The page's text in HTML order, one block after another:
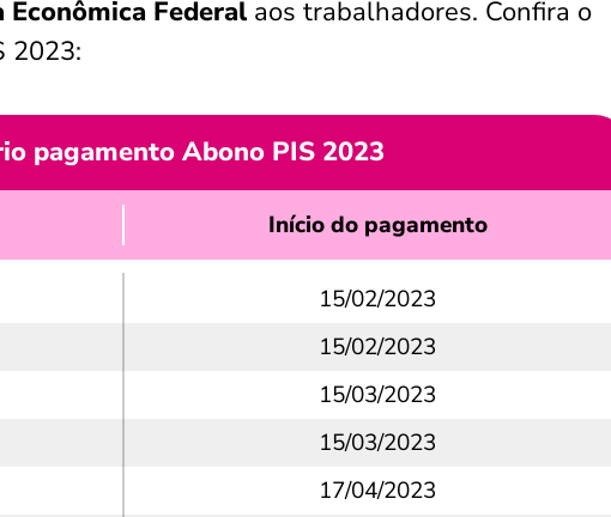
Econômica Federal aos trabalhadores. Confira o
2023:
pagamento Abono PIS 2023
Início do pagamento
15/02/2023
15/02/2023
15/03/2023
15/03/2023
17/04/2023